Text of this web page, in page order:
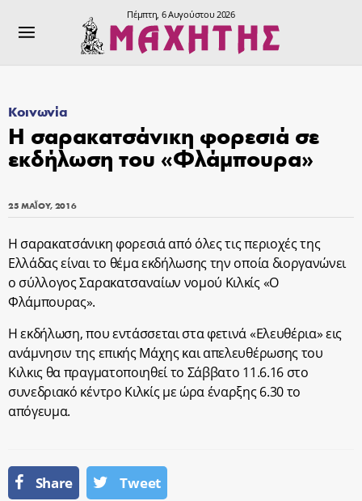
Πέμπτη, 6 Αυγούστου 2026
Κοινωνία
Η σαρακατσάνικη φορεσιά σε
εκδήλωση του «Φλάμπουρα»
25 ΜΑΪ́ΟΥ, 2016
Η σαρακατσάνικη φορεσιά από όλες τις περιοχές της
Ελλάδας είναι το θέμα εκδήλωσης την οποία διοργανώνει
ο σύλλογος Σαρακατσαναίων νομού Κιλκίς «Ο
Φλάμπουρας».
Η εκδήλωση, που εντάσσεται στα φετινά «Ελευθέρια» εις
ανάμνησιν της επικής Μάχης και απελευθέρωσης του
Κιλκις θα πραγματοποιηθεί το Σάββατο 11.6.16 στο
συνεδριακό κέντρο Κιλκίς με ώρα έναρξης 6.30 το
απόγευμα.
Share Tweet